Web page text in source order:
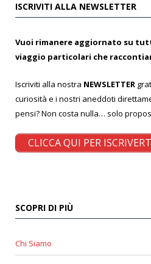
ISCRIVITI ALLA NEWSLETTER
Vuoi rimanere aggiornato su
viaggio particolari che
Iscriviti alla nostra NEWSLETTER
curiosità e i nostri aneddoti
pensi? Non costa nulla… solo
CLICCA QUI PER
SCOPRI DI PIÙ
Chi Siamo